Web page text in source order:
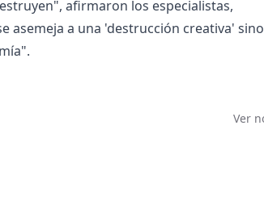
afirmaron los especialistas,
asemeja a una 'destrucción creativa'
Ver